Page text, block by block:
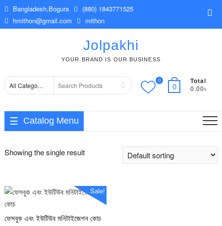
Skip
to
content
Bangladesh,Bogura
(880) 1843771525
hmithon@gmail.com
mithon
Jolpakhi
YOUR BRAND IS OUR BUSINESS
Search
0
0
Total
0.00৳
Catalog Menu
Showing the single result
Sale!
ফেসবুক এবং ইউটিউব মনিটাইজেশন কোচ